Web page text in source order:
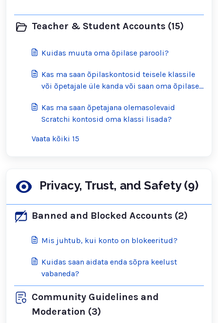
Teacher & Student Accounts (15)
Kuidas muuta oma õpilase parooli?
Kas ma saan õpilaskontosid teisele klassile
või õpetajale üle kanda või saan oma õpilase
Kas ma saan õpetajana olemasolevaid
Scratchi kontosid oma klassi lisada?
Vaata kõiki 15
Privacy, Trust, and Safety (9)
Banned and Blocked Accounts (2)
Mis juhtub, kui konto on blokeeritud?
Kuidas saan aidata enda sõpra keelust
vabaneda?
Community Guidelines and
Moderation (3)